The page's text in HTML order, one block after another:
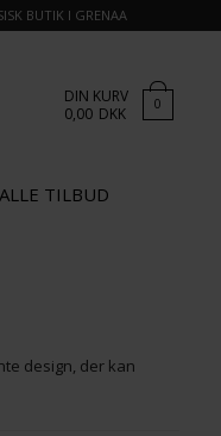
BUTIK I GRENAA
DIN KURV
0,00 DKK 0
ALLE TILBUD
design, der kan